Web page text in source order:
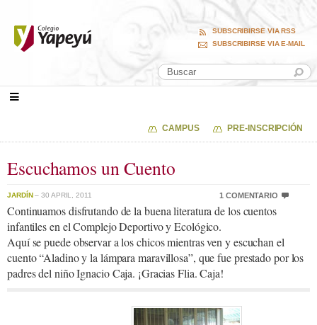
SUBSCRIBIRSE VIA RSS
SUBSCRIBIRSE VIA E-MAIL
CAMPUS PRE-INSCRIPCIÓN
Escuchamos un Cuento
JARDÍN– 30 APRIL, 2011 1 COMENTARIO
Continuamos disfrutando de la buena literatura de los cuentos
infantiles en el Complejo Deportivo y Ecológico.
Aquí se puede observar a los chicos mientras ven y escuchan el
cuento “Aladino y la lámpara maravillosa”, que fue prestado por los
padres del niño Ignacio Caja. ¡Gracias Flia. Caja!